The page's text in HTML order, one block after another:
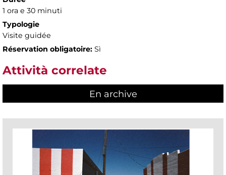
1 ora e 30 minuti
Typologie
Visite guidée
Réservation obligatoire: Sì
Attività correlate
En archive